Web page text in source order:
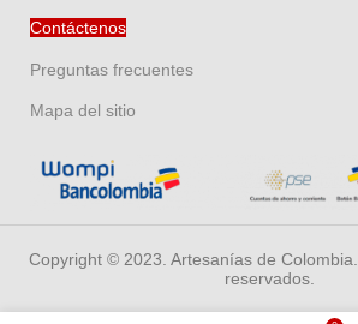
Contáctenos
Preguntas frecuentes
Mapa del sitio
Copyright © 2023. Artesanías de
reservados.